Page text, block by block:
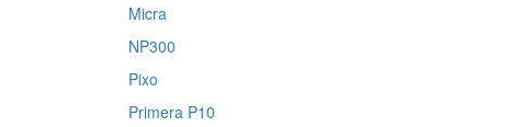
Micra
NP300
Pixo
Primera P10